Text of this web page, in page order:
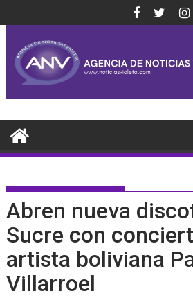
al
contenido
Abren nueva
Sucre con
artista boliviana
Villarroel